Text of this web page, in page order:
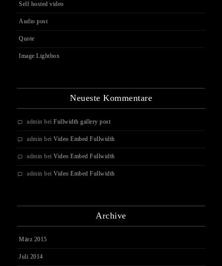
Self hosted video
Audio post
Quote
Image Lightbox
Neueste Kommentare
admin bei Fullwidth gallery post
admin bei Video Embed Fullwidth
admin bei Video Embed Fullwidth
admin bei Video Embed Fullwidth
Archive
März 2015
Juli 2014